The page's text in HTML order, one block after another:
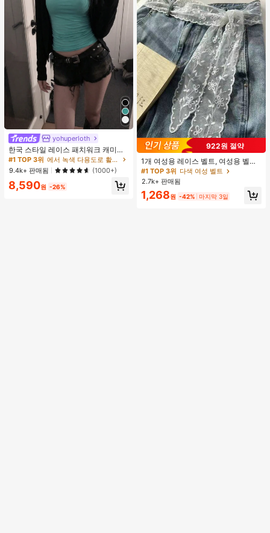
yohuperloth
한국 스타일 레이스 패치워크 캐미솔
탱크 탑, Y2K 에스테틱, 스트리트웨어
캐주얼 여름
#1 TOP 3위
거의 매진!
#1 TOP 3위
에서 녹색 다용도로 활용 가능한 데일리 탑
거의 매진!
#1 TOP 3위
에서 녹색 다용도로 활용 가능한 데일리 탑
거의 매진!
#1 TOP 3위
에서 녹색 다용도로 활용 가능한 데일리 탑
거의 매진!
9.4k+ 판매됨 (1000+)
8,590원 -26%
922원 절약
1개 여성용 레이스 벨트, 여성용 벨트,
다기능 바지 액세서리, 스카프 또는 벨
트로 사용 가능, 패션 긴 레이스 벨트
스카프, 플로럴 레이스 트림 스카프,
레이스 헤드밴드 헤드스카프 넥 스카
프 헤드밴드, 경량 자수 레이스 스카
#1 TOP 3위 다색 여성 벨트
2.7k+ 판매됨
1,268원 -42% 마지막 3일